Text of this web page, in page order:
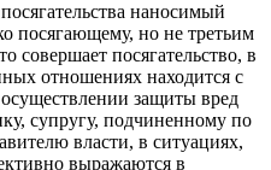
наносимый
посягающему, но не третьим
совершает посягательство, в
отношениях находится с
защиты вред
супругу, подчиненному по
власти, в ситуациях,
выражаются в